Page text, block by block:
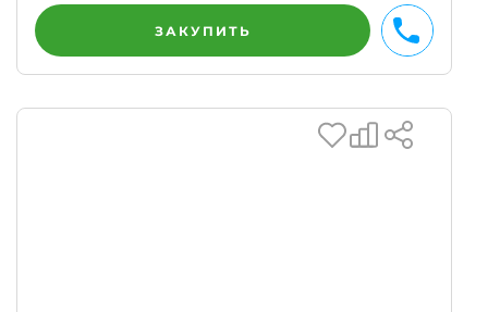
ЗАКУПИТЬ